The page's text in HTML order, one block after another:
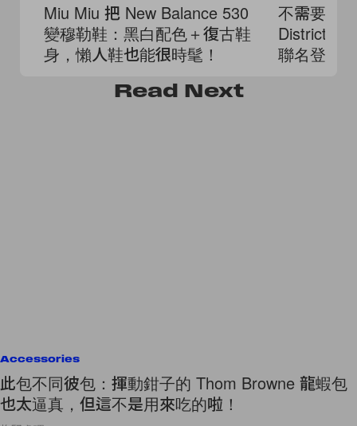
Miu Miu 把 New Balance 530
變穆勒鞋：黑白配色＋復古鞋
身，懶人鞋也能很時髦！
不需要很
District
聯名登場
Read Next
Accessories
此包不同彼包：揮動鉗子的 Thom Browne 龍蝦包
也太逼真，但這不是用來吃的啦！